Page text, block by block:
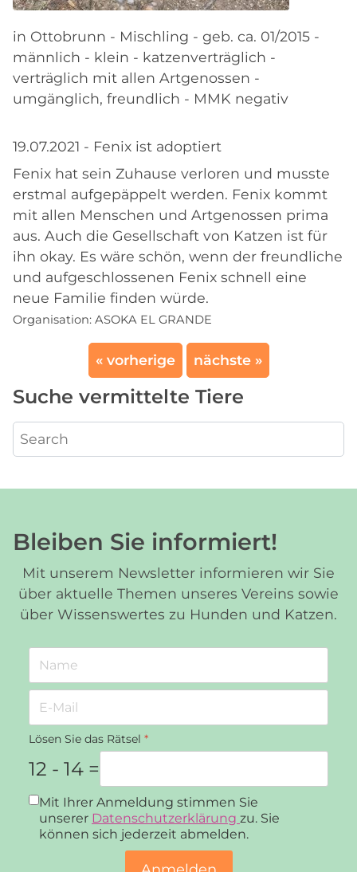
in Ottobrunn - Mischling - geb. ca. 01/2015 -
männlich - klein - katzenverträglich -
verträglich mit allen Artgenossen -
umgänglich, freundlich - MMK negativ
19.07.2021 - Fenix ist adoptiert
Fenix hat sein Zuhause verloren und musste
erstmal aufgepäppelt werden. Fenix kommt
mit allen Menschen und Artgenossen prima
aus. Auch die Gesellschaft von Katzen ist für
ihn okay. Es wäre schön, wenn der freundliche
und aufgeschlossenen Fenix schnell eine
neue Familie finden würde.
Organisation: ASOKA EL GRANDE
« vorherige nächste »
Suche vermittelte Tiere
Bleiben Sie informiert!
Mit unserem Newsletter informieren wir Sie
über aktuelle Themen unseres Vereins sowie
über Wissenswertes zu Hunden und Katzen.
Lösen Sie das Rätsel *
12 - 14 =
Datenschutz*
Mit Ihrer Anmeldung stimmen Sie
unserer Datenschutzerklärung zu. Sie
können sich jederzeit abmelden.